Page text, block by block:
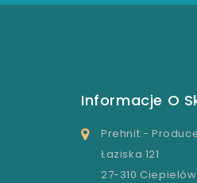
Informacje O
Prehnit -
Łaziska 121
27-310 Ciepielów